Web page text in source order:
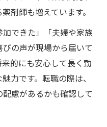
剤師も増えています。
できた」「夫婦や家族
の声が現場から届いて
的にも安心して長く勤
力です。転職の際は、
慮があるかも確認して